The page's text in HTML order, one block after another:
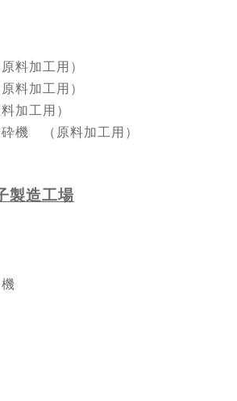
料加工用）
料加工用）
加工用）
砕機 （原料加工用）
製造工場